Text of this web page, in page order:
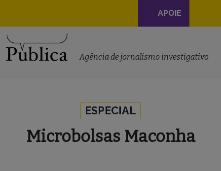
Navegação
principal
APOIE
Agência de jornalismo investigativo
ESPECIAL
Microbolsas Maconha